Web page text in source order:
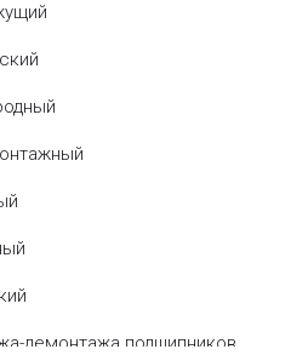
демонтажа подшипников